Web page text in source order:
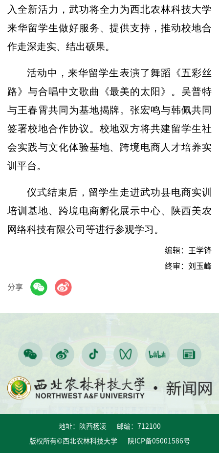
入全新活力，武功将全力为西北农林科技大学
来华留学生做好服务、提供支持，推动校地合
作走深走实、结出硕果。
活动中，来华留学生表演了舞蹈《五彩丝
路》与合唱中文歌曲《最美的太阳》。吴普特
与王春霄共同为基地揭牌。张宏鸣与韩佩共同
签署校地合作协议。校地双方将共建留学生社
会实践与文化体验基地、跨境电商人才培养实
训平台。
仪式结束后，留学生走进武功县电商实训
培训基地、跨境电商孵化展示中心、陕西美农
网络科技有限公司等进行参观学习。
编辑：王学锋
终审：刘玉峰
分享
地址：陕西杨凌 邮编：712100
版权所有©西北农林科技大学 陕ICP备05001586号